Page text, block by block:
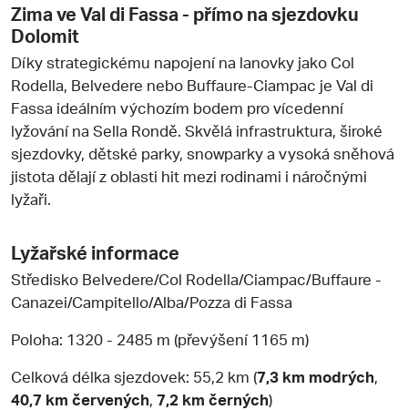
Zima ve Val di Fassa - přímo na sjezdovku
Dolomit
Díky strategickému napojení na lanovky jako Col
Rodella, Belvedere nebo Buffaure-Ciampac je Val di
Fassa ideálním výchozím bodem pro vícedenní
lyžování na Sella Rondě. Skvělá infrastruktura, široké
sjezdovky, dětské parky, snowparky a vysoká sněhová
jistota dělají z oblasti hit mezi rodinami i náročnými
lyžaři.
Lyžařské informace
Středisko Belvedere/Col Rodella/Ciampac/Buffaure -
Canazei/Campitello/Alba/Pozza di Fassa
Poloha: 1320 - 2485 m (převýšení 1165 m)
Celková délka sjezdovek: 55,2 km (7,3 km modrých,
40,7 km červených, 7,2 km černých)